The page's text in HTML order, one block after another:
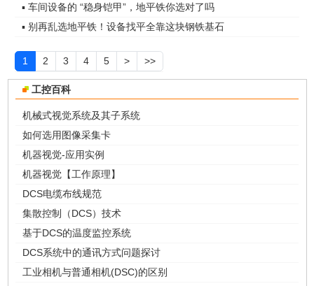
▪ 车间设备的 “稳身铠甲”，地平铁你选对了吗
▪ 别再乱选地平铁！设备找平全靠这块钢铁基石
1 2 3 4 5 > >>
工控百科
机械式视觉系统及其子系统
如何选用图像采集卡
机器视觉-应用实例
机器视觉【工作原理】
DCS电缆布线规范
集散控制（DCS）技术
基于DCS的温度监控系统
DCS系统中的通讯方式问题探讨
工业相机与普通相机(DSC)的区别